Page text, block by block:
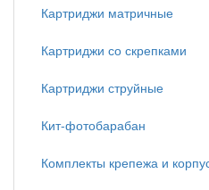
Картриджи матричные
Картриджи со скрепками
Картриджи струйные
Кит-фотобарабан
Комплекты крепежа и